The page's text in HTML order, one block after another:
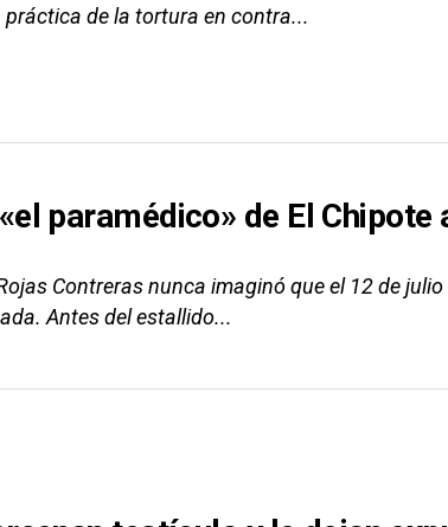
de la tortura en contra...
paramédico» de El
Contreras nunca imaginó que el 12 de
Antes del estallido...